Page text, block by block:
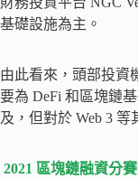
基礎設施為主。
由此看來，頭部投資
要為 DeFi 和區塊鏈
及，但對於 Web 3
2021 區塊鏈融資分